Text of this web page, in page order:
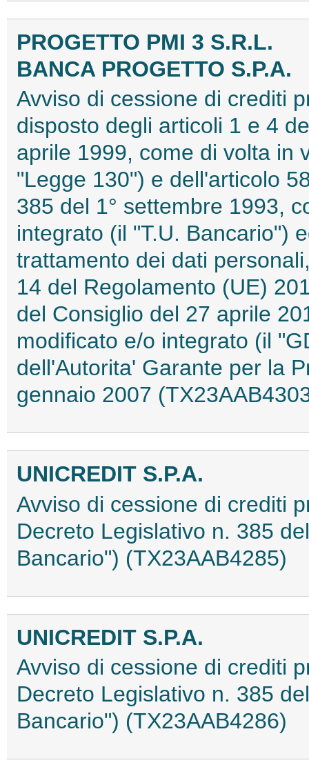
PROGETTO PMI 3 S.R.L.
BANCA PROGETTO S.P.A.
Avviso di cessione di crediti
disposto degli articoli 1 e 4
aprile 1999, come di volta in
"Legge 130") e dell'articolo
385 del 1° settembre 1993,
integrato (il "T.U. Bancario")
trattamento dei dati
14 del Regolamento (UE)
del Consiglio del 27 aprile
modificato e/o integrato (il
dell'Autorita' Garante per la
gennaio 2007
UNICREDIT S.P.A.
Avviso di cessione di crediti
Decreto Legislativo n. 385
Bancario") (TX23AAB4285)
UNICREDIT S.P.A.
Avviso di cessione di crediti
Decreto Legislativo n. 385
Bancario") (TX23AAB4286)